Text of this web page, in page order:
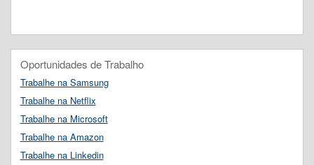
Oportunidades de Trabalho
Trabalhe na Samsung
Trabalhe na Netflix
Trabalhe na Microsoft
Trabalhe na Amazon
Trabalhe na Linkedin